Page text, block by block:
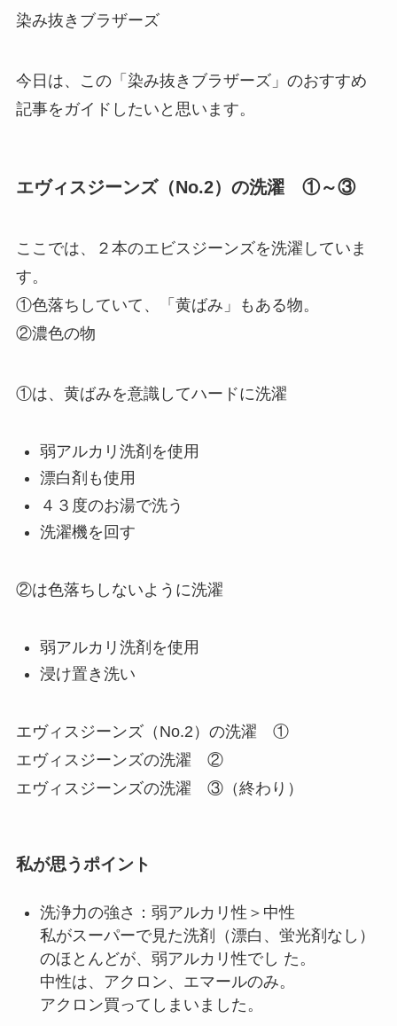
染み抜きブラザーズ
今日は、この「染み抜きブラザーズ」のおすすめ
記事をガイドしたいと思います。
エヴィスジーンズ（No.2）の洗濯 ①～③
ここでは、２本のエビスジーンズを洗濯していま
す。
①色落ちしていて、「黄ばみ」もある物。
②濃色の物
①は、黄ばみを意識してハードに洗濯
弱アルカリ洗剤を使用
漂白剤も使用
４３度のお湯で洗う
洗濯機を回す
②は色落ちしないように洗濯
弱アルカリ洗剤を使用
浸け置き洗い
エヴィスジーンズ（No.2）の洗濯 ①
エヴィスジーンズの洗濯 ②
エヴィスジーンズの洗濯 ③（終わり）
私が思うポイント
洗浄力の強さ：弱アルカリ性＞中性
私がスーパーで見た洗剤（漂白、蛍光剤なし）
のほとんどが、弱アルカリ性でし た。
中性は、アクロン、エマールのみ。
アクロン買ってしまいました。